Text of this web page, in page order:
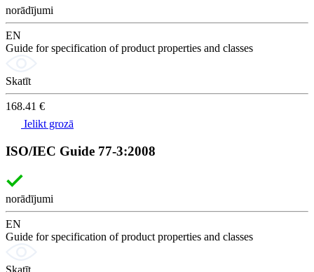
norādījumi
EN
Guide for specification of product properties and classes
Skatīt
168.41 €
Ielikt grozā
ISO/IEC Guide 77-3:2008
norādījumi
EN
Guide for specification of product properties and classes